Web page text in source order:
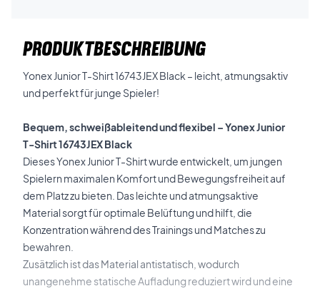
PRODUKTBESCHREIBUNG
Yonex Junior T-Shirt 16743JEX Black – leicht, atmungsaktiv
und perfekt für junge Spieler!
Bequem, schweißableitend und flexibel – Yonex Junior
T-Shirt 16743JEX Black
Dieses Yonex Junior T-Shirt wurde entwickelt, um jungen
Spielern maximalen Komfort und Bewegungsfreiheit auf
dem Platz zu bieten. Das leichte und atmungsaktive
Material sorgt für optimale Belüftung und hilft, die
Konzentration während des Trainings und Matches zu
bewahren.
Zusätzlich ist das Material antistatisch, wodurch
unangenehme statische Aufladung reduziert wird und eine